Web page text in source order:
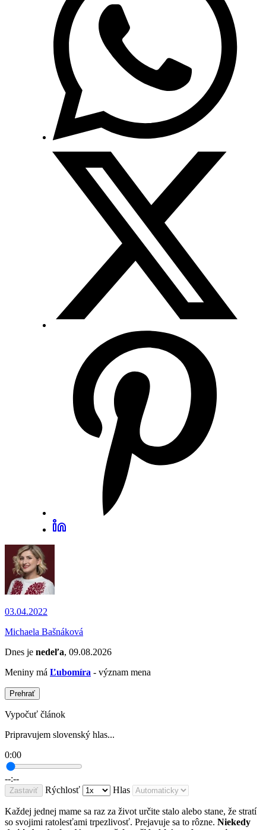
03.04.2022
Michaela Bašnáková
Dnes je nedeľa, 09.08.2026
Meniny má Ľubomíra - význam mena
Prehrať
Vypočuť článok
Pripravujem slovenský hlas...
0:00
--:--
Zastaviť Rýchlosť Hlas
Každej jednej mame sa raz za život určite stalo alebo stane, že stratí
so svojimi ratolesťami trpezlivosť. Prejavuje sa to rôzne. Niekedy